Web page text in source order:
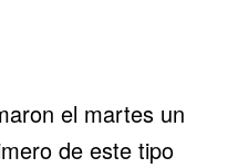
el martes un
de este tipo